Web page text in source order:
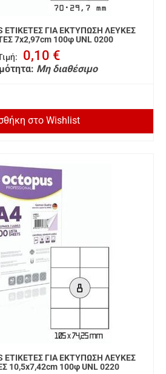
ΕΤΙΚΕΤΕΣ ΓΙΑ ΕΚΤΥΠΩΣΗ ΛΕΥΚΕΣ
7x2,97cm 100φ UNL 0200
: 0,10 €
Μη διαθέσιμο
στο Wishlist
ΕΤΙΚΕΤΕΣ ΓΙΑ ΕΚΤΥΠΩΣΗ ΛΕΥΚΕΣ
10,5x7,42cm 100φ UNL 0220